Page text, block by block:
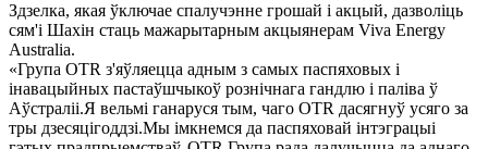
Здзелка, якая ўключае спалучэнне грошай і акцый, дазволіць
сям'і Шахін стаць мажарытарным акцыянерам Viva Energy
Australia.
«Група OTR з'яўляецца адным з самых паспяховых і
інавацыйных пастаўшчыкоў рознічнага гандлю і паліва ў
Аўстраліі.Я вельмі ганаруся тым, чаго OTR дасягнуў усяго за
тры дзесяцігоддзі.Мы імкнемся да паспяховай інтэграцыі